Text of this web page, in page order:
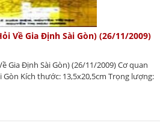
Về Gia Định Sài Gòn) (26/11/2009)
Gia Định Sài Gòn) (26/11/2009) Cơ quan
Gòn Kích thước: 13,5x20,5cm Trọng lượng: